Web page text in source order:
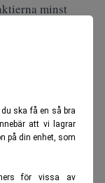
ska få en så bra
att vi lagrar
på din enhet, som
för vissa av
minst
Under
medförde
med 50 miljoner
kronor per
konsult- och
med